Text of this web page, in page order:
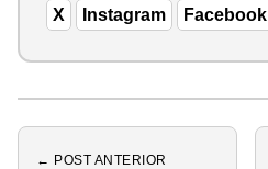
X Instagram Facebook
← POST ANTERIOR